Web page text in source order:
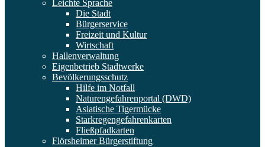
Leichte Sprache
Die Stadt
Bürgerservice
Freizeit und Kultur
Wirtschaft
Hallenverwaltung
Eigenbetrieb Stadtwerke
Bevölkerungsschutz
Hilfe im Notfall
Naturengefahrenportal (DWD)
Asiatische Tigermücke
Starkregengefahrenkarten
Fließpfadkarten
Flörsheimer Bürgerstiftung